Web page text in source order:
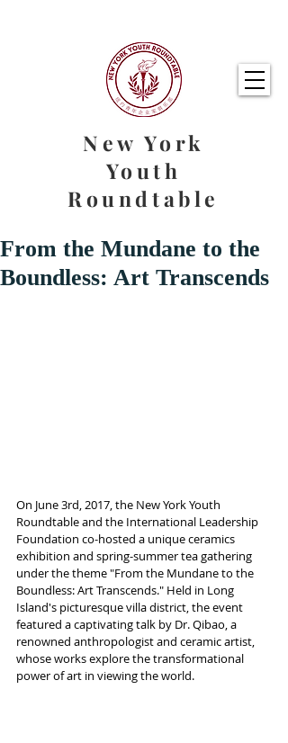
New York
Youth
Roundtable
From the Mundane to the
Boundless: Art Transcends
On June 3rd, 2017, the New York Youth
Roundtable and the International Leadership
Foundation co-hosted a unique ceramics
exhibition and spring-summer tea gathering
under the theme "From the Mundane to the
Boundless: Art Transcends." Held in Long
Island's picturesque villa district, the event
featured a captivating talk by Dr. Qibao, a
renowned anthropologist and ceramic artist,
whose works explore the transformational
power of art in viewing the world.